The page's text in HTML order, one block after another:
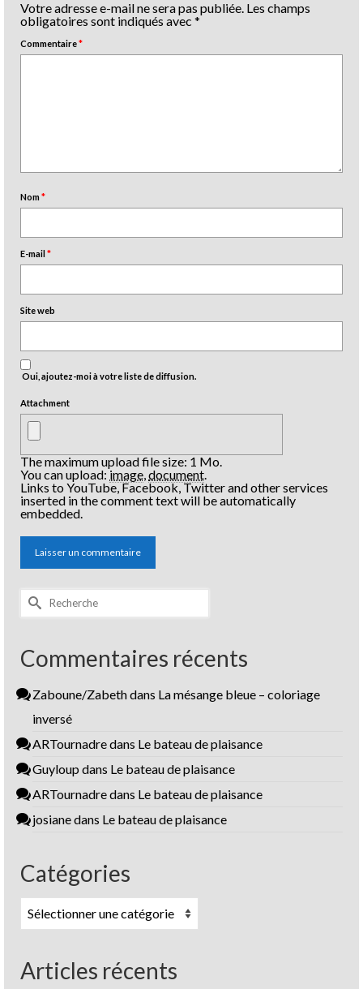
Votre adresse e-mail ne sera pas publiée. Les champs
obligatoires sont indiqués avec *
Commentaire*
Nom*
E-mail*
Site web
Oui, ajoutez-moi à votre liste de diffusion.
Attachment
The maximum upload file size: 1 Mo.
You can upload:image document
Links to YouTube, Facebook, Twitter and other services
inserted in the comment text will be automatically
embedded.
Rechercher :
Commentaires récents
Zaboune/Zabethdans La mésange bleue – coloriage
inversé
ARTournadredans Le bateau de plaisance
Guyloup dans Le bateau de plaisance
ARTournadredans Le bateau de plaisance
josianedans Le bateau de plaisance
Catégories
Catégories
Articles récents